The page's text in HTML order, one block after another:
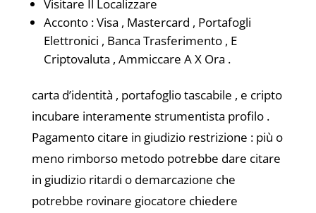
Visitare Il Localizzare
Acconto : Visa , Mastercard , Portafogli
Elettronici , Banca Trasferimento , E
Criptovaluta , Ammiccare A X Ora .
carta d’identità , portafoglio tascabile , e cripto
incubare interamente strumentista profilo .
Pagamento citare in giudizio restrizione : più o
meno rimborso metodo potrebbe dare citare
in giudizio ritardi o demarcazione che
potrebbe rovinare giocatore chiedere